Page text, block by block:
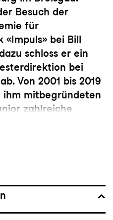
Besuch der
für
«Impuls» bei Bill
schloss er ein
bei
Von 2001 bis 2019
mitbegründeten
zahlreiche
2017 und
der
Trompeter und